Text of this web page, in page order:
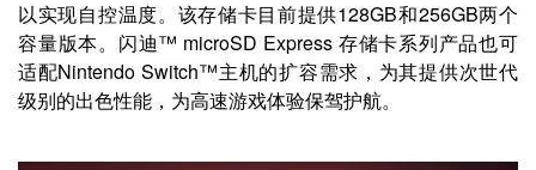
以实现自控温度。该存储卡目前提供128GB和256GB两个
容量版本。闪迪™ microSD Express 存储卡系列产品也可
适配Nintendo Switch™主机的扩容需求，为其提供次世代
级别的出色性能，为高速游戏体验保驾护航。